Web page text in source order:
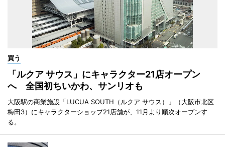
買う
「ルクア サウス」にキャラクター21店オープン
へ 全国初ちいかわ、サンリオも
大阪駅の商業施設「LUCUA SOUTH（ルクア サウス）」（大阪市北区
梅田3）にキャラクターショップ21店舗が、11月より順次オープンす
る。